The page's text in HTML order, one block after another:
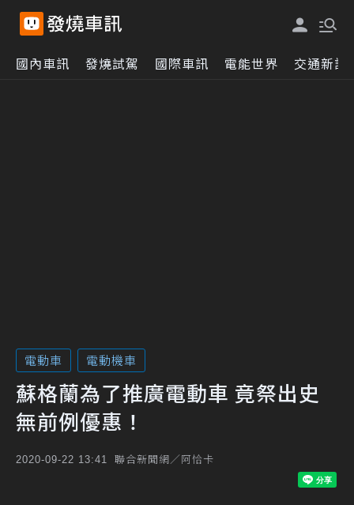
國內車訊 發燒試駕 國際車訊 電能世界 交通新訊
電動車 電動機車
蘇格蘭為了推廣電動車 竟祭出史
無前例優惠！
2020-09-22 13:41 聯合新聞網／阿恰卡